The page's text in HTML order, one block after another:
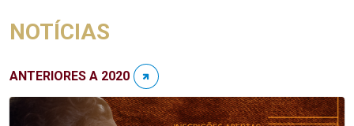
NOTÍCIAS
ANTERIORES A 2020